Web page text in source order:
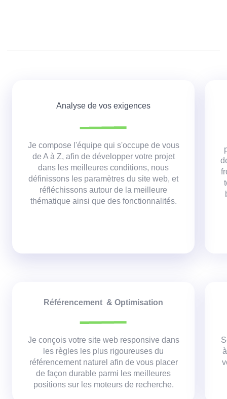
Analyse de vos exigences
Je compose l'équipe qui s'occupe de vous
de A à Z, afin de développer votre projet
dans les meilleures conditions, nous
définissons les paramètres du site web, et
réfléchissons autour de la meilleure
thématique ainsi que des fonctionnalités.
Référencement & Optimisation
Je conçois votre site web responsive dans
les règles les plus rigoureuses du
référencement naturel afin de vous placer
de façon durable parmi les meilleures
positions sur les moteurs de recherche.